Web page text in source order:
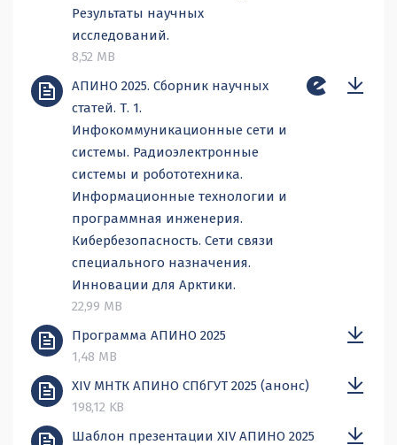
Результаты научных
исследований.
8,52 MB
АПИНО 2025. Сборник научных
статей. Т. 1.
Инфокоммуникационные сети и
системы. Радиоэлектронные
системы и робототехника.
Информационные технологии и
программная инженерия.
Кибербезопасность. Сети связи
специального назначения.
Инновации для Арктики.
22,99 MB
Программа АПИНО 2025
1,48 MB
XIV МНТК АПИНО СПбГУТ 2025 (анонс)
198,12 KB
Шаблон презентации XIV АПИНО 2025